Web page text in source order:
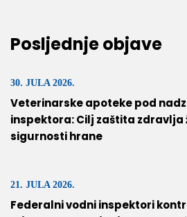
Posljednje objave
30. JULA 2026.
Veterinarske apoteke pod
inspektora: Cilj zaštita zdravlja
sigurnosti hrane
21. JULA 2026.
Federalni vodni inspektori